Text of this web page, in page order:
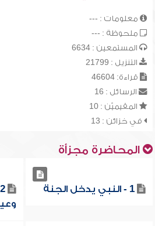
معلومات : ---
ملحوظة : ---
المستمعين : 6634
التنزيل : 21799
قراءة: 46604
الرسائل : 16
المقيميّن : 10
في خزائن : 13
المحاضرة مجزأة
1 - النبي يدخل الجنة